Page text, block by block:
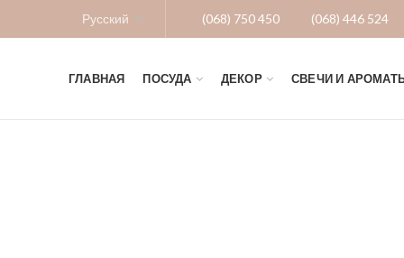
(068) 750 450 (068) 446 524
ГЛАВНАЯ ПОСУДА ДЕКОР СВЕЧИ И